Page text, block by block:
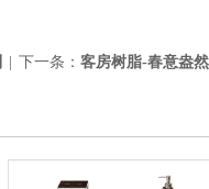
下一条： 客房树脂-春意盎然